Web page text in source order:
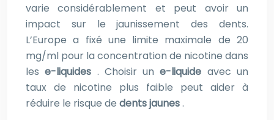
varie considérablement et peut avoir un
impact sur le jaunissement des dents.
L’Europe a fixé une limite maximale de 20
mg/ml pour la concentration de nicotine dans
lese-liquides . Choisir une-liquide avec un
taux de nicotine plus faible peut aider à
réduire le risque de dents jaunes.